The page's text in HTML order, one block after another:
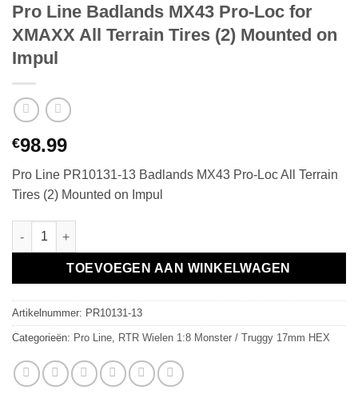
Pro Line Badlands MX43 Pro-Loc for
XMAXX All Terrain Tires (2) Mounted on
Impul
€98.99
Pro Line PR10131-13 Badlands MX43 Pro-Loc All Terrain
Tires (2) Mounted on Impul
Pro Line Badlands MX43 Pro-Loc for XMAXX All Terrain Tires
TOEVOEGEN AAN WINKELWAGEN
Artikelnummer: PR10131-13
Categorieën: Pro Line, RTR Wielen 1:8 Monster / Truggy 17mm HEX